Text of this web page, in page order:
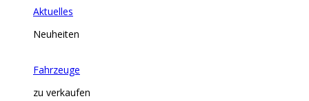
Aktuelles
Neuheiten
Fahrzeuge
zu verkaufen